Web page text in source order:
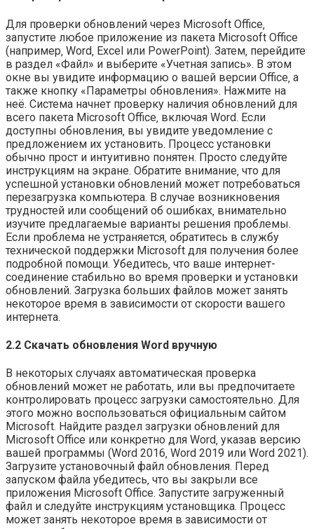
Для проверки обновлений через Microsoft Office‚
запустите любое приложение из пакета Microsoft Office
(например‚ Word‚ Excel или PowerPoint). Затем‚ перейдите
в раздел «Файл» и выберите «Учетная запись». В этом
окне вы увидите информацию о вашей версии Office‚ а
также кнопку «Параметры обновления». Нажмите на
неё. Система начнет проверку наличия обновлений для
всего пакета Microsoft Office‚ включая Word. Если
доступны обновления‚ вы увидите уведомление с
предложением их установить. Процесс установки
обычно прост и интуитивно понятен. Просто следуйте
инструкциям на экране. Обратите внимание‚ что для
успешной установки обновлений может потребоваться
перезагрузка компьютера. В случае возникновения
трудностей или сообщений об ошибках‚ внимательно
изучите предлагаемые варианты решения проблемы.
Если проблема не устраняется‚ обратитесь в службу
технической поддержки Microsoft для получения более
подробной помощи. Убедитесь‚ что ваше интернет-
соединение стабильно во время проверки и установки
обновлений. Загрузка больших файлов может занять
некоторое время в зависимости от скорости вашего
интернета.
2.2 Скачать обновления Word вручную
В некоторых случаях автоматическая проверка
обновлений может не работать‚ или вы предпочитаете
контролировать процесс загрузки самостоятельно. Для
этого можно воспользоваться официальным сайтом
Microsoft. Найдите раздел загрузки обновлений для
Microsoft Office или конкретно для Word‚ указав версию
вашей программы (Word 2016‚ Word 2019 или Word 2021).
Загрузите установочный файл обновления. Перед
запуском файла убедитесь‚ что вы закрыли все
приложения Microsoft Office. Запустите загруженный
файл и следуйте инструкциям установщика. Процесс
может занять некоторое время в зависимости от